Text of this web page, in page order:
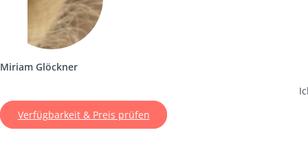
Miriam Glöckner
Verfügbarkeit & Preis prüfen